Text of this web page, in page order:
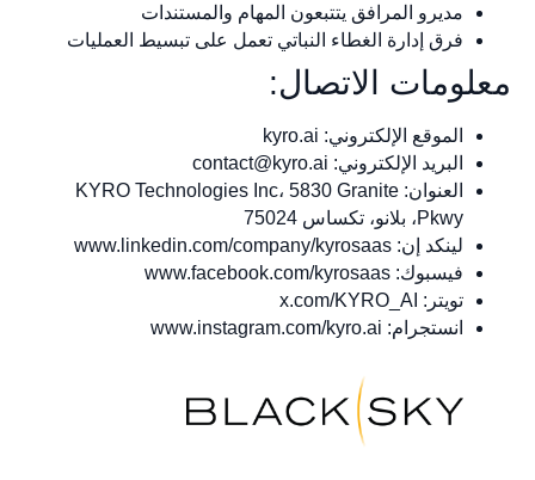
مديرو المرافق يتتبعون المهام والمستندات
فرق إدارة الغطاء النباتي تعمل على تبسيط العمليات
معلومات الاتصال:
الموقع الإلكتروني: kyro.ai
البريد الإلكتروني: contact@kyro.ai
العنوان: KYRO Technologies Inc، 5830 Granite
Pkwy، بلانو، تكساس 75024
لينكد إن: www.linkedin.com/company/kyrosaas
فيسبوك: www.facebook.com/kyrosaas
تويتر: x.com/KYRO_AI
انستجرام: www.instagram.com/kyro.ai